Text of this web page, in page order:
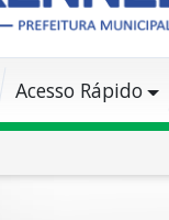
Acesso Rápido